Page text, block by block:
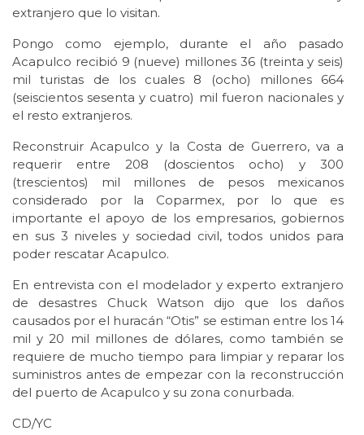
extranjero que lo visitan.
Pongo como ejemplo, durante el año pasado
Acapulco recibió 9 (nueve) millones 36 (treinta y seis)
mil turistas de los cuales 8 (ocho) millones 664
(seiscientos sesenta y cuatro) mil fueron nacionales y
el resto extranjeros.
Reconstruir Acapulco y la Costa de Guerrero, va a
requerir entre 208 (doscientos ocho) y 300
(trescientos) mil millones de pesos mexicanos
considerado por la Coparmex, por lo que es
importante el apoyo de los empresarios, gobiernos
en sus 3 niveles y sociedad civil, todos unidos para
poder rescatar Acapulco.
En entrevista con el modelador y experto extranjero
de desastres Chuck Watson dijo que los daños
causados por el huracán “Otis” se estiman entre los 14
mil y 20 mil millones de dólares, como también se
requiere de mucho tiempo para limpiar y reparar los
suministros antes de empezar con la reconstrucción
del puerto de Acapulco y su zona conurbada.
CD/YC